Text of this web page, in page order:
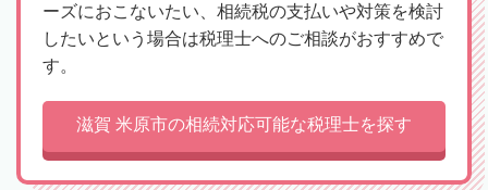
ーズにおこないたい、相続税の支払いや対策を検討
したいという場合は税理士へのご相談がおすすめで
す。
滋賀 米原市の相続対応可能な税理士を探す